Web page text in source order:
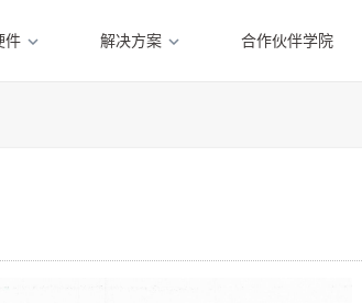
件 解决方案 合作伙伴学院